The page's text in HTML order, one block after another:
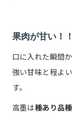
果肉が甘い！！
口に入れた瞬間
強い甘味と程よ
す。
高墨は種あり品種